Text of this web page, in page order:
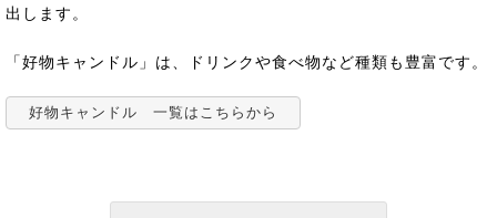
出します。
「好物キャンドル」は、ドリンクや食べ物など種類も豊富です。
好物キャンドル 一覧はこちらから